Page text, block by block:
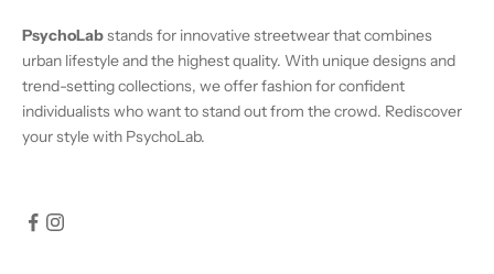
PsychoLabstands for innovative streetwear that combines
urban lifestyle and the highest quality. With unique designs and
trend-setting collections, we offer fashion for confident
individualists who want to stand out from the crowd. Rediscover
your style with PsychoLab.